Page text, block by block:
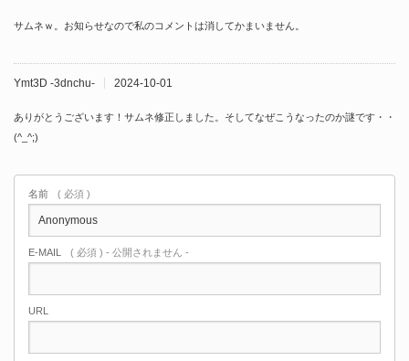
サムネｗ。お知らせなので私のコメントは消してかまいません。
Ymt3D -3dnchu- 2024-10-01
ありがとうございます！サムネ修正しました。そしてなぜこうなったのか謎です・・
(^_^;)
名前 ( 必須 )
E-MAIL ( 必須 ) - 公開されません -
URL